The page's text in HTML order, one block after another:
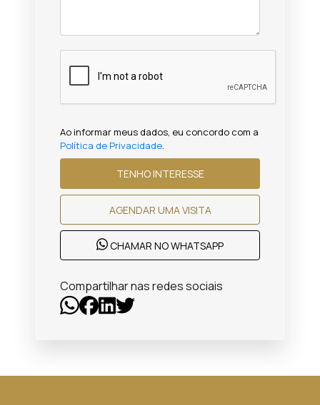
Ao informar meus dados, eu concordo com a
Política de Privacidade.
TENHO INTERESSE
AGENDAR UMA VISITA
CHAMAR NO WHATSAPP
Compartilhar nas redes sociais